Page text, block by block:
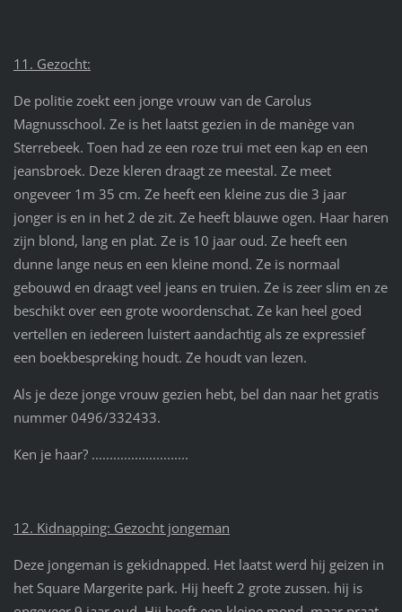
11. Gezocht:
De politie zoekt een jonge vrouw van de Carolus
Magnusschool. Ze is het laatst gezien in de manège van
Sterrebeek. Toen had ze een roze trui met een kap en een
jeansbroek. Deze kleren draagt ze meestal. Ze meet
ongeveer 1m 35 cm. Ze heeft een kleine zus die 3 jaar
jonger is en in het 2 de zit. Ze heeft blauwe ogen. Haar haren
zijn blond, lang en plat. Ze is 10 jaar oud. Ze heeft een
dunne lange neus en een kleine mond. Ze is normaal
gebouwd en draagt veel jeans en truien. Ze is zeer slim en ze
beschikt over een grote woordenschat. Ze kan heel goed
vertellen en iedereen luistert aandachtig als ze expressief
een boekbespreking houdt. Ze houdt van lezen.
Als je deze jonge vrouw gezien hebt, bel dan naar het gratis
nummer 0496/332433.
Ken je haar? ...........................
12. Kidnapping: Gezocht jongeman
Deze jongeman is gekidnapped. Het laatst werd hij geizen in
het Square Margerite park. Hij heeft 2 grote zussen. hij is